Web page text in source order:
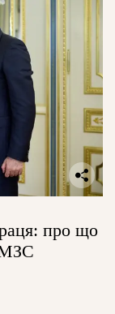
про що
МЗС